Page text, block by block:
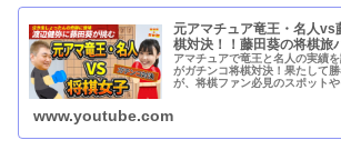
元アマチュア竜王・名人vs
棋対決！！藤田葵の将棋旅
アマチュアで竜王と名人の実績
がガチンコ将棋対決！果たして
が、将棋ファン必見のスポットや
www.youtube.com